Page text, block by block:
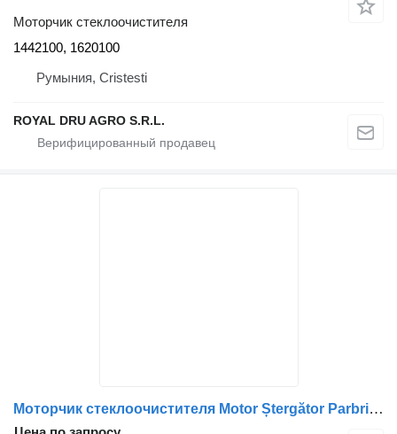
Моторчик стеклоочистителя
1442100, 1620100
Румыния, Cristesti
ROYAL DRU AGRO S.R.L.
Моторчик стеклоочистителя Motor Ștergător Parbriz 370323-288216-7731130001-17 для грузовика Scania 403.869 24V